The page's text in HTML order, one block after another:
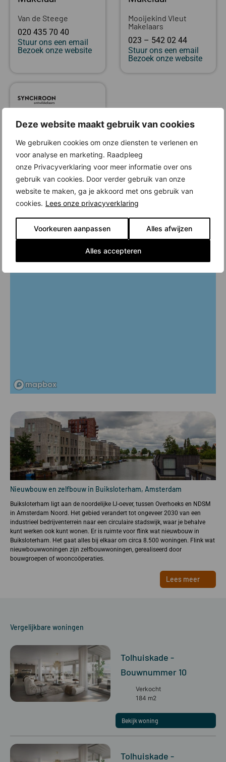
Deze website maakt gebruik van cookies
We gebruiken cookies om onze diensten te verlenen en
voor analyse en marketing. Raadpleeg
onze Privacyverklaring voor meer informatie over ons
gebruik van cookies. Door verder gebruik van onze
website te maken, ga je akkoord met ons gebruik van
cookies. Lees onze privacyverklaring
Voorkeuren aanpassen Alles afwijzen
Alles accepteren
Van de Steege
020 435 70 40
Stuur ons een email
Bezoek onze website
Mooijekind Vleut
Makelaars
023 – 542 02 44
Stuur ons een email
Bezoek onze website
Ontwikkelaar
Synchroon
+31 (0) 88 010 57 00
Stuur ons een email
Bezoek onze website
Locatie
Nieuwbouw en zelfbouw in Buiksloterham, Amsterdam
Buiksloterham ligt aan de noordelijke IJ-oever, tussen Overhoeks en NDSM
in Amsterdam Noord. Het gebied verandert tot ongeveer 2030 van een
industrieel bedrijventerrein naar een circulaire stadswijk, waar je behalve
kunt werken ook kunt wonen. Er is ruimte voor flink wat nieuwbouw in
Buiksloterham. Het gaat alles bij elkaar om circa 8.500 woningen. Flink wat
nieuwbouwwoningen zijn zelfbouwwoningen, gerealiseerd door
bouwgroepen of wooncoöperaties.
Lees meer
Vergelijkbare woningen
Tolhuiskade -
Bouwnummer 10
Verkocht
184 m2
Bekijk woning
Tolhuiskade -